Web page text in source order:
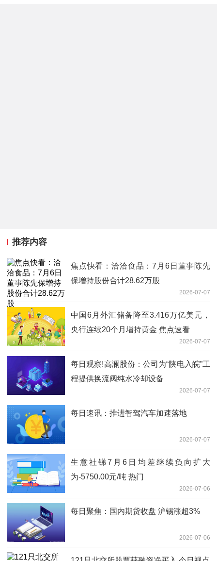
推荐内容
焦点快看：洽洽食品：7月6日董事陈先
保增持股份合计28.62万股
2026-07-07
中国6月外汇储备降至3.416万亿美元，
央行连续20个月增持黄金 焦点速看
2026-07-07
每日观察!高澜股份：公司为“陕电入皖”工
程提供换流阀纯水冷却设备
2026-07-07
每日速讯：推进智驾汽车加速落地
2026-07-07
生意社锑7月6日均差继续负向扩大
为-5750.00元/吨 热门
2026-07-06
每日聚焦：国内期货收盘 沪锡涨超3%
2026-07-06